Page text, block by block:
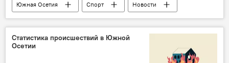
Южная Осетия Спорт
Новости
Цхинвал
Статистика происшествий в Южной
Осетии